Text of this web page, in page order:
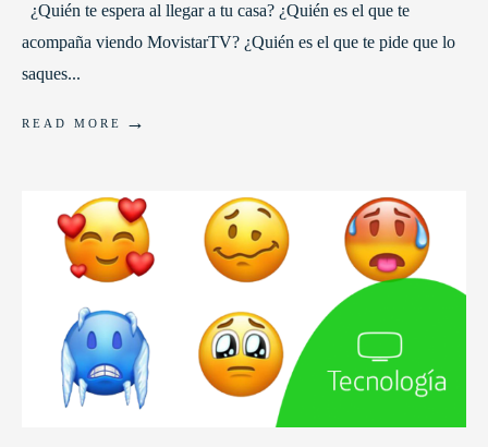
¿Quién te espera al llegar a tu casa? ¿Quién es el que te
acompaña viendo MovistarTV? ¿Quién es el que te pide que lo
saques...
READ MORE →